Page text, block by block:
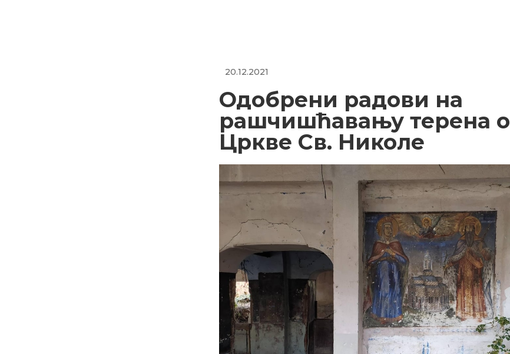
20.12.2021
Одобрени радови на
рашчишћавању терена
Цркве Св. Николе